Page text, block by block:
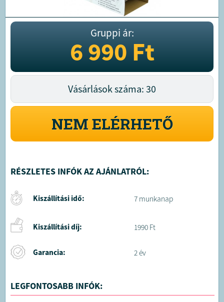
Gruppi ár:
6 990Ft
Vásárlások száma: 30
NEM ELÉRHETŐ
RÉSZLETES INFÓK AZ AJÁNLATRÓL:
Kiszállítási idő: 7 munkanap
Kiszállítási díj: 1990 Ft
Garancia: 2 év
LEGFONTOSABB INFÓK: